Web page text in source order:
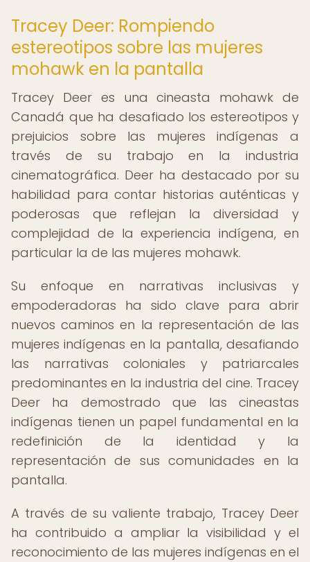
Tracey Deer: Rompiendo
estereotipos sobre las mujeres
mohawk en la pantalla
Tracey Deer es una cineasta mohawk de
Canadá que ha desafiado los estereotipos y
prejuicios sobre las mujeres indígenas a
través de su trabajo en la industria
cinematográfica. Deer ha destacado por su
habilidad para contar historias auténticas y
poderosas que reflejan la diversidad y
complejidad de la experiencia indígena, en
particular la de las mujeres mohawk.
Su enfoque en narrativas inclusivas y
empoderadoras ha sido clave para abrir
nuevos caminos en la representación de las
mujeres indígenas en la pantalla, desafiando
las narrativas coloniales y patriarcales
predominantes en la industria del cine. Tracey
Deer ha demostrado que las cineastas
indígenas tienen un papel fundamental en la
redefinición de la identidad y la
representación de sus comunidades en la
pantalla.
A través de su valiente trabajo, Tracey Deer
ha contribuido a ampliar la visibilidad y el
reconocimiento de las mujeres indígenas en el